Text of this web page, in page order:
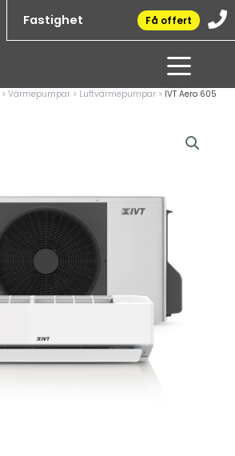
Fastighet Få offert
> Värmepumpar > Luftvärmepumpar > IVT Aero 605